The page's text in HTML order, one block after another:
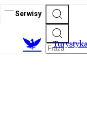
Serwisy
T